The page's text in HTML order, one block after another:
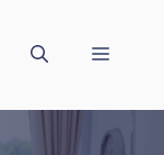
MENU